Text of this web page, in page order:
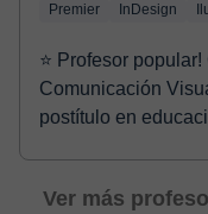
Premier InDesign
⭐ Profesor
Comunicación
postítulo en
Ver más